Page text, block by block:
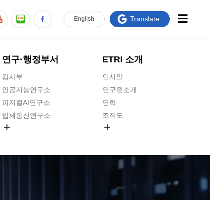
연구·행정부서
감사부
인공지능연구소
피지컬AI연구소
입체통신연구소
ETRI 소개
인사말
연구원소개
연혁
조직도
연구원 고객헌장
주요업무연락처
English Translate